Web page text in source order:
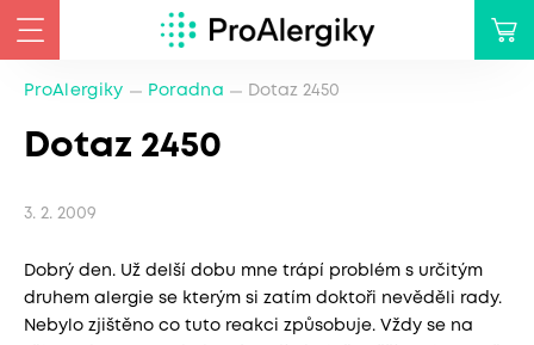
ProAlergiky Poradna Dotaz 2450
Dotaz 2450
3. 2. 2009
Dobrý den. Už delší dobu mne trápí problém s určitým
druhem alergie se kterým si zatím doktoři nevěděli rady.
Nebylo zjištěno co tuto reakci způsobuje. Vždy se na